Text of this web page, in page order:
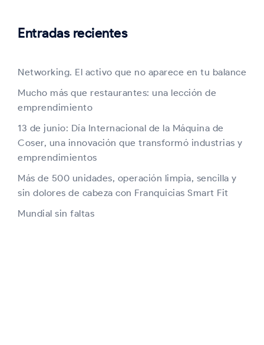
Entradas recientes
Networking. El activo que no aparece en tu balance
Mucho más que restaurantes: una lección de
emprendimiento
13 de junio: Día Internacional de la Máquina de
Coser, una innovación que transformó industrias y
emprendimientos
Más de 500 unidades, operación limpia, sencilla y
sin dolores de cabeza con Franquicias Smart Fit
Mundial sin faltas